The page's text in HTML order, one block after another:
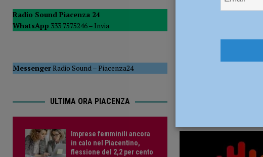
[ 5 Agosto 2026 ] Savino Orazzo è un nuovo difensore del Fiorenzuola
Radio Sound Piacenza 24
WhatsApp 333 7575246 – Invia
MessengerRadio Sound–Piacenza24
ULTIMA ORA PIACENZA
Imprese femminili ancora
in calo nel Piacentino,
flessione del 2,2 per cento